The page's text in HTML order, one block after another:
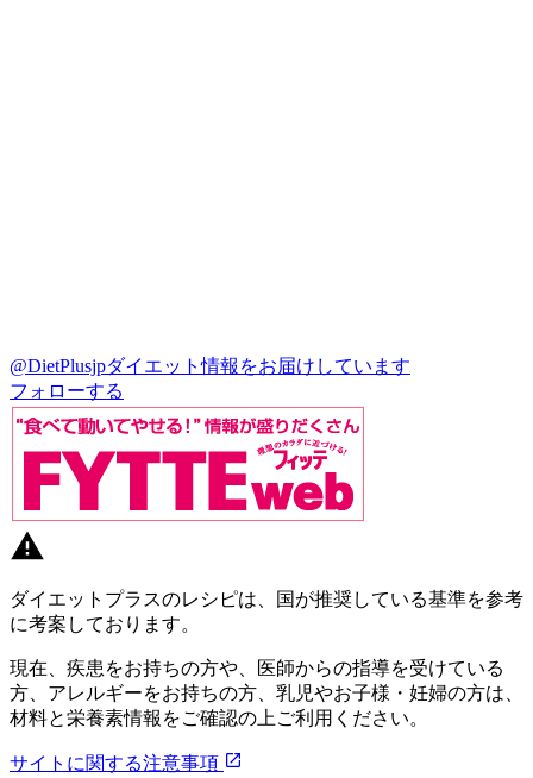
@DietPlusjpダイエット情報をお届けしています
フォローする
ダイエットプラスのレシピは、国が推奨している基準を参考
に考案しております。
現在、疾患をお持ちの方や、医師からの指導を受けている
方、アレルギーをお持ちの方、乳児やお子様・妊婦の方は、
材料と栄養素情報をご確認の上ご利用ください。
サイトに関する注意事項